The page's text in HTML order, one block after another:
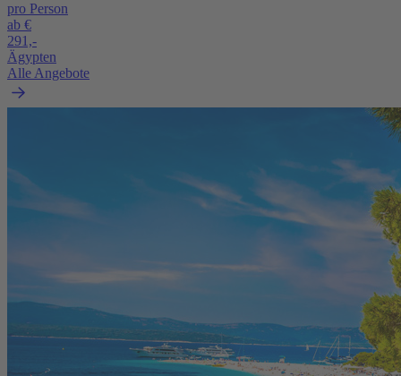
pro Person
ab €
291,-
Ägypten
Alle Angebote